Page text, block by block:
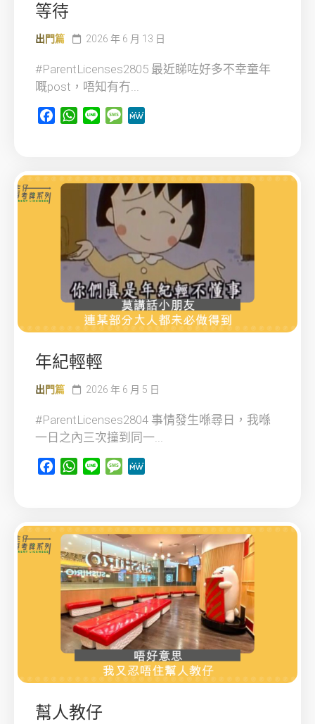
等待
出門篇 2026 年 6 月 13 日
#ParentLicenses2805 最近睇咗好多不幸童年
嘅post，唔知有冇...
FacebookWhatsApp
Line Message
年紀輕輕
出門篇 2026 年 6 月 5 日
#ParentLicenses2804 事情發生喺尋日，我喺
一日之內三次撞到同一...
FacebookWhatsApp
Line Message
幫人教仔